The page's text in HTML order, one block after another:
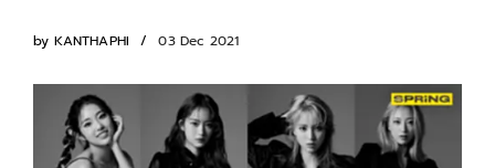
by KANTHAPHI 03 Dec 2021